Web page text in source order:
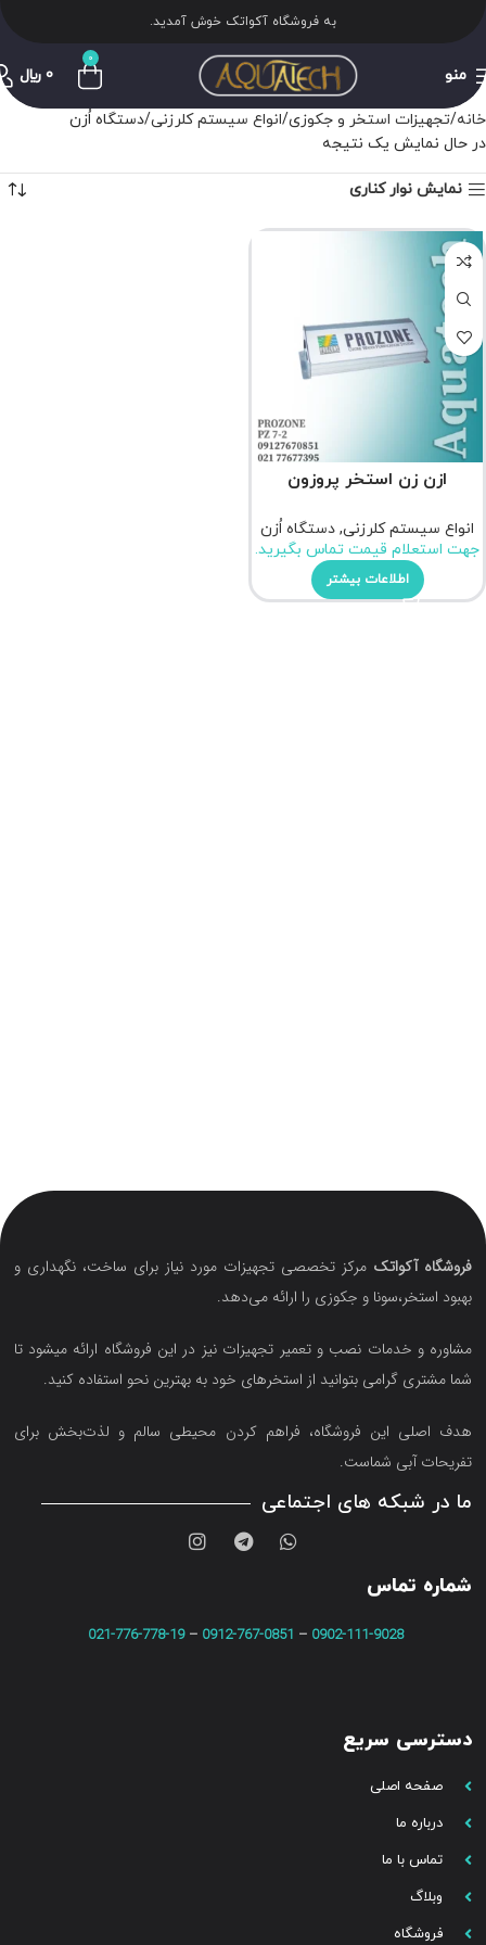
به فروشگاه آکواتک خوش آمدید.
منو
0
0 ﷼
خانه تجهیزات استخر و جکوزی انواع سیستم کلرزنی دستگاه اُزن
در حال نمایش یک نتیجه
نمایش نوار کناری
ازن زن استخر پروزون
انواع سیستم کلرزنی, دستگاه اُزن
جهت استعلام قیمت تماس بگیرید.
اطلاعات بیشتر
فروشگاه آکواتک مرکز تخصصی تجهیزات مورد نیاز برای ساخت، نگهداری و
بهبود استخر،سونا و جکوزی را ارائه می‌دهد.
مشاوره و خدمات نصب و تعمیر تجهیزات نیز در این فروشگاه ارائه میشود تا
شما مشتری گرامی بتوانید از استخرهای خود به بهترین نحو استفاده کنید.
هدف اصلی این فروشگاه‌، فراهم کردن محیطی سالم و لذت‌بخش برای
تفریحات آبی شماست.
ما در شبکه های اجتماعی
شماره تماس
0902-111-9028
–
0912-767-0851
–
021-776-778-19
دسترسی سریع
صفحه اصلی
درباره ما
تماس با ما
وبلاگ
فروشگاه